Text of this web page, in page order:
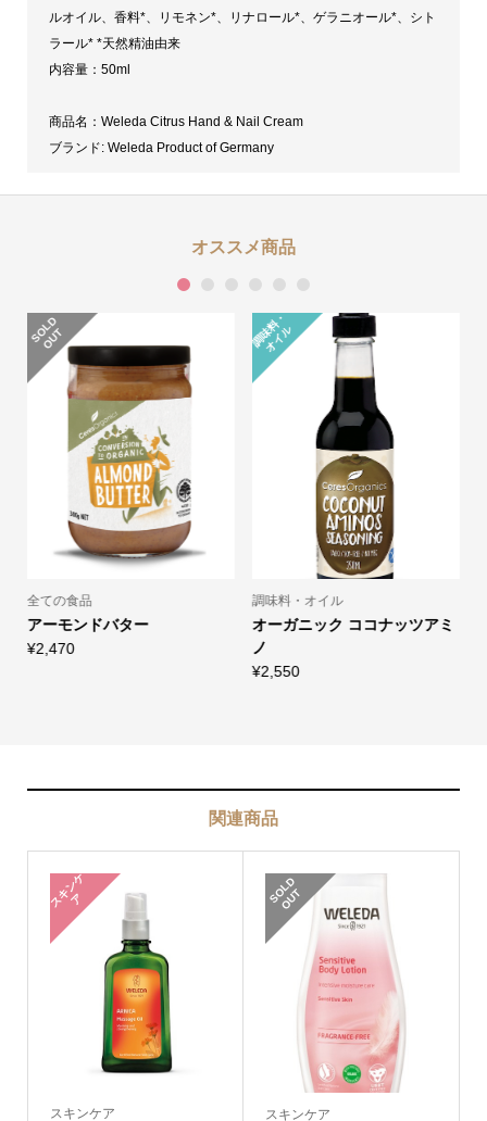
個
ルオイル、香料*、リモネン*、リナロール*、ゲラニオール*、シト
ラール* *天然精油由来
内容量：50ml
商品名：Weleda Citrus Hand & Nail Cream
ブランド: Weleda Product of Germany
オススメ商品
S
O
L
D
O
U
T
全ての食品
アーモンドバター
¥2,470
調
味
料
・
オ
イ
ル
調味料・オイル
オーガニック ココナッツアミ
ノ
¥2,550
1 2 3 4 5 6
関連商品
ス
キ
ン
ケ
ア
スキンケア
S
O
L
D
O
U
T
スキンケア